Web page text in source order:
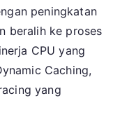
peningkatan
beralih ke proses
CPU yang
Caching,
yang